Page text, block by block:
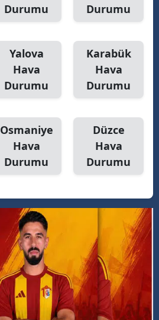
Durumu Durumu
Yalova
Hava
Durumu
Karabük
Hava
Durumu
Osmaniye
Hava
Durumu
Düzce
Hava
Durumu